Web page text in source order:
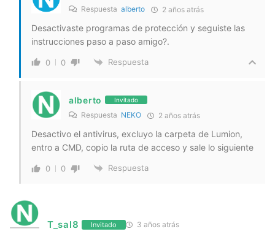
Respuesta alberto 2 años atrás
Desactivaste programas de protección y seguiste las
instrucciones paso a paso amigo?.
0 0 Respuesta
alberto Invitado
Respuesta NEKO 2 años atrás
Desactivo el antivirus, excluyo la carpeta de Lumion,
entro a CMD, copio la ruta de acceso y sale lo siguiente
0 0 Respuesta
T_sal8 Invitado 3 años atrás